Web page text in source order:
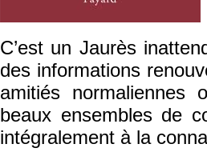
C’est un Jaurès
des informations
amitiés
beaux ensembles de
intégralement à la